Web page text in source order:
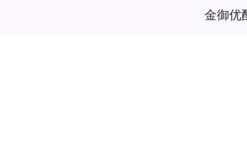
金御优